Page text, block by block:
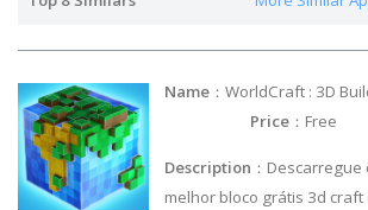
Name ：WorldCraft :
Price ：Free
Description ：
melhor bloco grátis 3d